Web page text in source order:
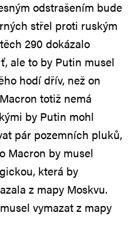
odstrašením bude
střel proti ruským
290 dokázalo
ale to by Putin musel
hodí dřív, než on
totiž nemá
by Putin mohl
pár pozemních pluků,
Macron by musel
která by
z mapy Moskvu.
vymazat z mapy